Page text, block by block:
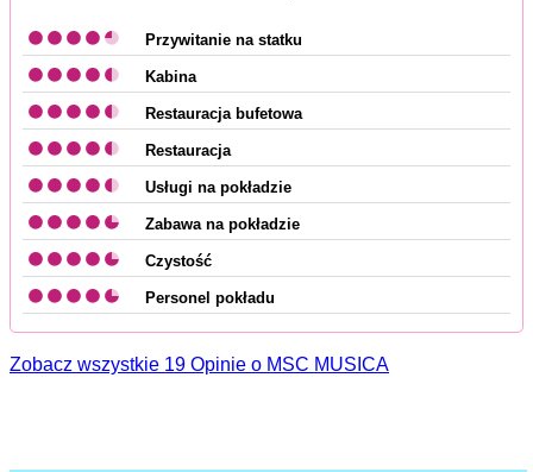
Przywitanie na statku
Kabina
Restauracja bufetowa
Restauracja
Usługi na pokładzie
Zabawa na pokładzie
Czystość
Personel pokładu
Zobacz wszystkie 19 Opinie o MSC MUSICA